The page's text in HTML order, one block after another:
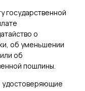
государственной
о
об уменьшении
об
пошлины.
удостоверяющие